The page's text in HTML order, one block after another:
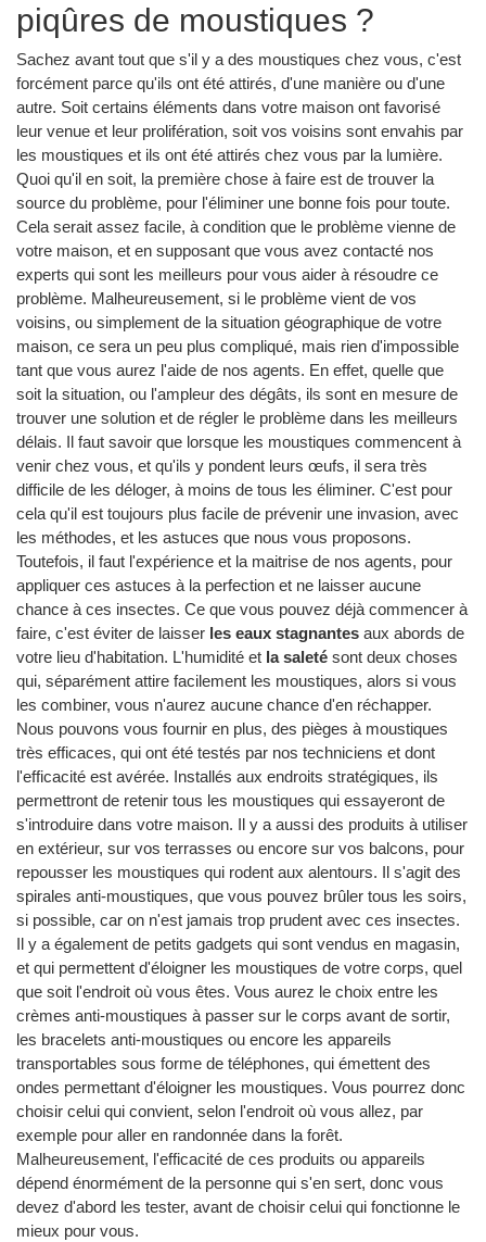
piqûres de moustiques ?
Sachez avant tout que s'il y a des moustiques chez vous, c'est
forcément parce qu'ils ont été attirés, d'une manière ou d'une
autre. Soit certains éléments dans votre maison ont favorisé
leur venue et leur prolifération, soit vos voisins sont envahis par
les moustiques et ils ont été attirés chez vous par la lumière.
Quoi qu'il en soit, la première chose à faire est de trouver la
source du problème, pour l'éliminer une bonne fois pour toute.
Cela serait assez facile, à condition que le problème vienne de
votre maison, et en supposant que vous avez contacté nos
experts qui sont les meilleurs pour vous aider à résoudre ce
problème. Malheureusement, si le problème vient de vos
voisins, ou simplement de la situation géographique de votre
maison, ce sera un peu plus compliqué, mais rien d'impossible
tant que vous aurez l'aide de nos agents. En effet, quelle que
soit la situation, ou l'ampleur des dégâts, ils sont en mesure de
trouver une solution et de régler le problème dans les meilleurs
délais. Il faut savoir que lorsque les moustiques commencent à
venir chez vous, et qu'ils y pondent leurs œufs, il sera très
difficile de les déloger, à moins de tous les éliminer. C'est pour
cela qu'il est toujours plus facile de prévenir une invasion, avec
les méthodes, et les astuces que nous vous proposons.
Toutefois, il faut l'expérience et la maitrise de nos agents, pour
appliquer ces astuces à la perfection et ne laisser aucune
chance à ces insectes. Ce que vous pouvez déjà commencer à
faire, c'est éviter de laisser les eaux stagnantes aux abords de
votre lieu d'habitation. L'humidité et la saleté sont deux choses
qui, séparément attire facilement les moustiques, alors si vous
les combiner, vous n'aurez aucune chance d'en réchapper.
Nous pouvons vous fournir en plus, des pièges à moustiques
très efficaces, qui ont été testés par nos techniciens et dont
l'efficacité est avérée. Installés aux endroits stratégiques, ils
permettront de retenir tous les moustiques qui essayeront de
s'introduire dans votre maison. Il y a aussi des produits à utiliser
en extérieur, sur vos terrasses ou encore sur vos balcons, pour
repousser les moustiques qui rodent aux alentours. Il s'agit des
spirales anti-moustiques, que vous pouvez brûler tous les soirs,
si possible, car on n'est jamais trop prudent avec ces insectes.
Il y a également de petits gadgets qui sont vendus en magasin,
et qui permettent d'éloigner les moustiques de votre corps, quel
que soit l'endroit où vous êtes. Vous aurez le choix entre les
crèmes anti-moustiques à passer sur le corps avant de sortir,
les bracelets anti-moustiques ou encore les appareils
transportables sous forme de téléphones, qui émettent des
ondes permettant d'éloigner les moustiques. Vous pourrez donc
choisir celui qui convient, selon l'endroit où vous allez, par
exemple pour aller en randonnée dans la forêt.
Malheureusement, l'efficacité de ces produits ou appareils
dépend énormément de la personne qui s'en sert, donc vous
devez d'abord les tester, avant de choisir celui qui fonctionne le
mieux pour vous.